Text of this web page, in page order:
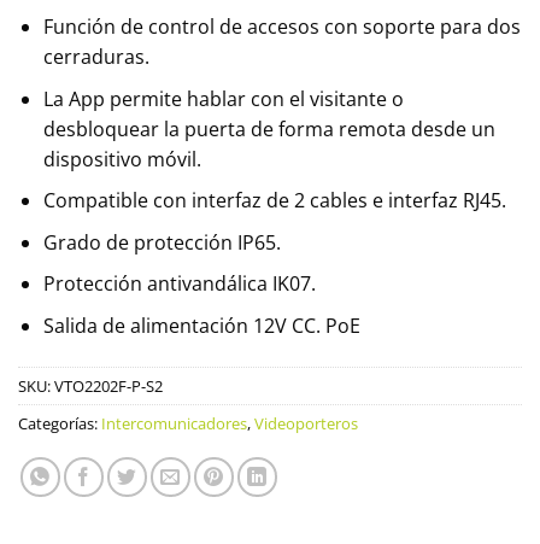
Función de control de accesos con soporte para dos
cerraduras.
La App permite hablar con el visitante o
desbloquear la puerta de forma remota desde un
dispositivo móvil.
Compatible con interfaz de 2 cables e interfaz RJ45.
Grado de protección IP65.
Protección antivandálica IK07.
Salida de alimentación 12V CC. PoE
SKU:VTO2202F-P-S2
Categorías: Intercomunicadores,Videoporteros